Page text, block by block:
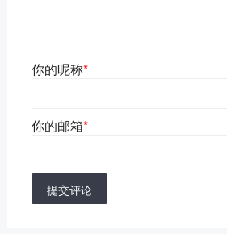
你的昵称*
你的邮箱*
提交评论